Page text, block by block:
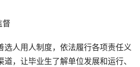
督
选人用人制度，依法履行各项责任义
，让毕业生了解单位发展和运行、